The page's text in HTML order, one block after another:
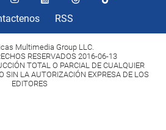
RSS
Multimedia Group LLC.
RESERVADOS 2016-06-13
TOTAL O PARCIAL DE CUALQUIER
SIN LA AUTORIZACIÓN EXPRESA DE LOS
EDITORES